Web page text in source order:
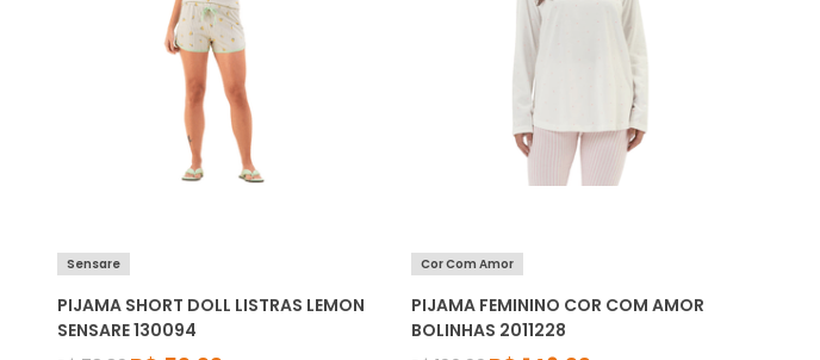
Sensare
PIJAMA SHORT DOLL LISTRAS LEMON
SENSARE 130094
Cor Com Amor
PIJAMA FEMININO COR COM AMOR
BOLINHAS 2011228